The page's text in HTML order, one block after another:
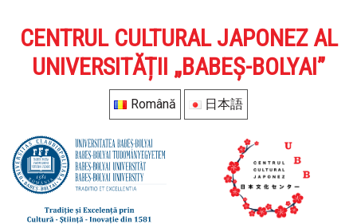
CENTRUL CULTURAL JAPONEZ AL
UNIVERSITĂȚII „BABEȘ-BOLYAI”
Română 日本語